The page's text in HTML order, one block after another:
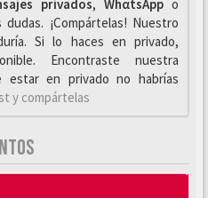
privados, WhαtsAppo
¡Compártelas! Nuestro
Si lo haces en privado,
Encontraste nuestra
estar en privado no habrías
y compártelas